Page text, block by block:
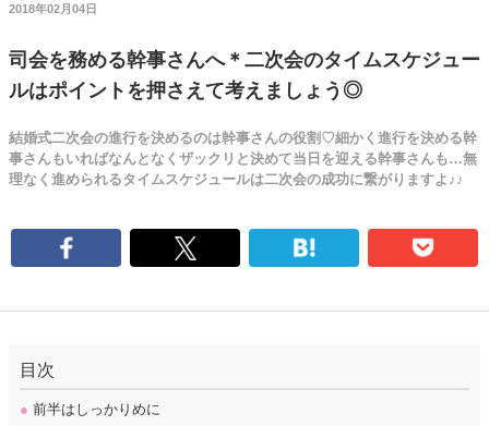
2018年02月04日
司会を務める幹事さんへ＊二次会のタイムスケジュー
ルはポイントを押さえて考えましょう◎
結婚式二次会の進行を決めるのは幹事さんの役割♡細かく進行を決める幹
事さんもいればなんとなくザックリと決めて当日を迎える幹事さんも…無
理なく進められるタイムスケジュールは二次会の成功に繋がりますよ♪♪
目次
● 前半はしっかりめに